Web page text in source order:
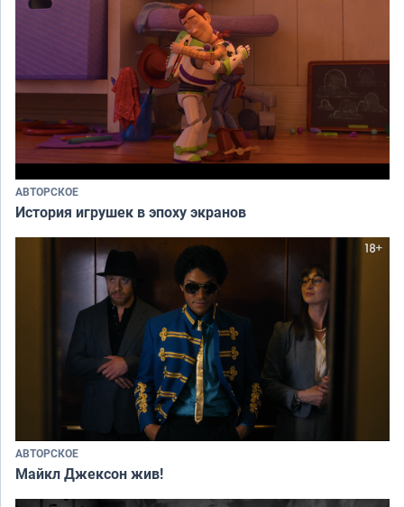
АВТОРСКОЕ
История игрушек в эпоху экранов
АВТОРСКОЕ
Майкл Джексон жив!